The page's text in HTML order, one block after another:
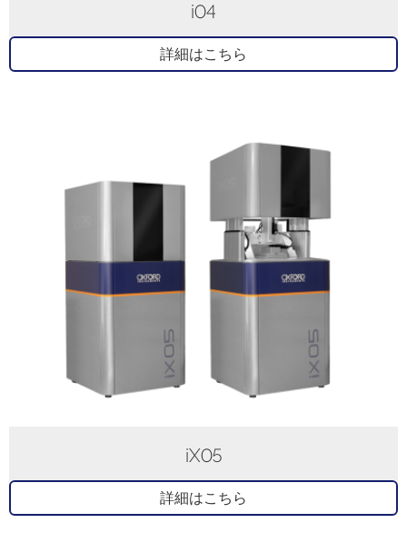
i04
詳細はこちら
iX05
詳細はこちら